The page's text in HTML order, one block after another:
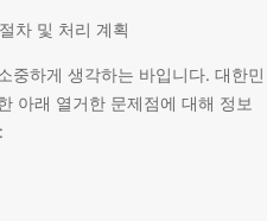
차 및 처리 계획
하게 생각하는 바입니다. 대한민
아래 열거한 문제점에 대해 정보